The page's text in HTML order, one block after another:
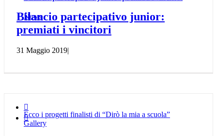
News
Bilancio partecipativo junior:
premiati i vincitori
31 Maggio 2019|
Ecco i progetti finalisti di “Dirò la mia a scuola”
Gallery

